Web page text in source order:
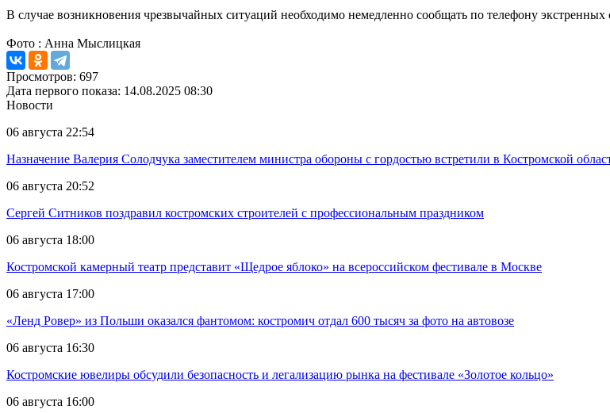
В случае возникновения чрезвычайных ситуаций необходимо немедленно сообщать по телефону экстренных
Фото : Анна Мыслицкая
Просмотров: 697
Дата первого показа: 14.08.2025 08:30
Новости
06 августа 22:54
Назначение Валерия Солодчука заместителем министра обороны с гордостью встретили в Костромской
06 августа 20:52
Сергей Ситников поздравил костромских строителей с профессиональным праздником
06 августа 18:00
Костромской камерный театр представит «Щедрое яблоко» на всероссийском фестивале в Москве
06 августа 17:00
«Ленд Ровер» из Польши оказался фантомом: костромич отдал 600 тысяч за фото на автовозе
06 августа 16:30
Костромские ювелиры обсудили безопасность и легализацию рынка на фестивале «Золотое кольцо»
06 августа 16:00